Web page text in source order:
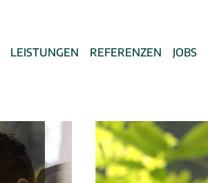
LEISTUNGEN REFERENZEN JOBS